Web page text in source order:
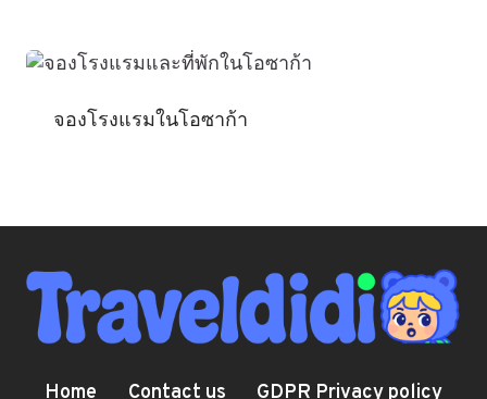
จองโรงแรมในโอซาก้า
Home Contact us GDPR Privacy policy